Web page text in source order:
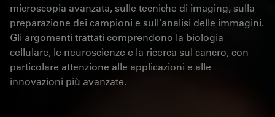
microscopia avanzata, sulle tecniche di imaging, sulla
preparazione dei campioni e sull'analisi delle immagini.
Gli argomenti trattati comprendono la biologia
cellulare, le neuroscienze e la ricerca sul cancro, con
particolare attenzione alle applicazioni e alle
innovazioni più avanzate.